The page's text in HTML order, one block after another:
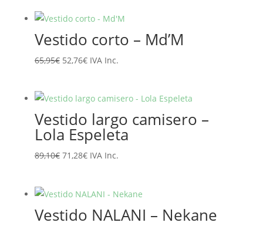
era:
135,95€.
es:
108,76€.
Vestido corto – Md’M
65,95€ El
era:
65,95€.
52,76€El
es:
52,76€.
IVA Inc.
Vestido largo camisero –
Lola Espeleta
89,10€ El
era:
89,10€.
71,28€El
es:
71,28€.
IVA Inc.
Vestido NALANI – Nekane